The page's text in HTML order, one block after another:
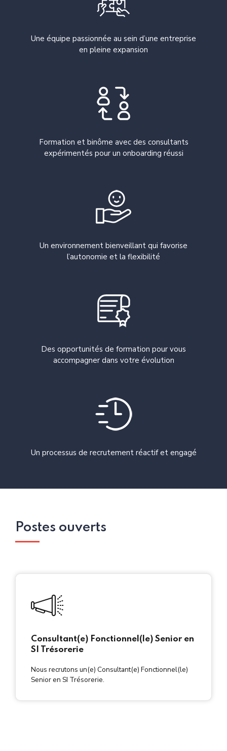
Une équipe passionnée au sein d’une entreprise
en pleine expansion
Formation et binôme avec des consultants
expérimentés pour un onboarding réussi
Un environnement bienveillant qui favorise
l’autonomie et la flexibilité
Des opportunités de formation pour vous
accompagner dans votre évolution
Un processus de recrutement réactif et engagé
Postes ouverts
Consultant(e) Fonctionnel(le) Senior en
SI Trésorerie
Nous recrutons un(e) Consultant(e) Fonctionnel(le)
Senior en SI Trésorerie.